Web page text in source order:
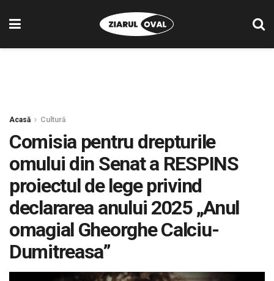
Acasă Cultură
Comisia pentru drepturile
omului din Senat a RESPINS
proiectul de lege privind
declararea anului 2025 „Anul
omagial Gheorghe Calciu-
Dumitreasa”